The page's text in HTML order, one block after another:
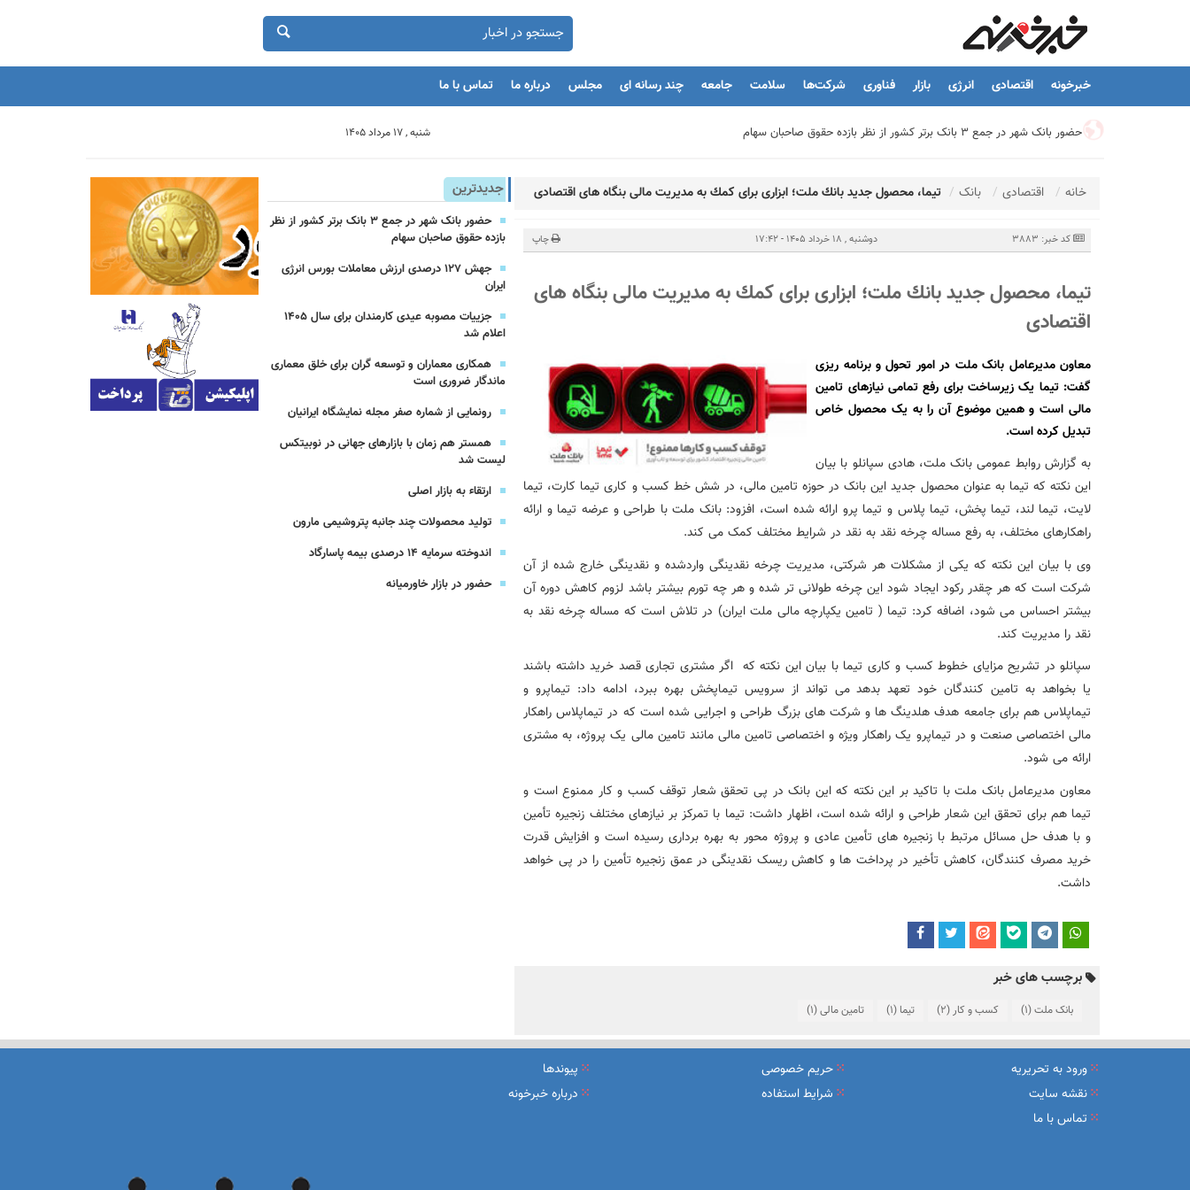
خبرخونه اقتصادی انرژی بازار فناوری شرکت‌ها سلامت جامعه چند رسانه ای مجلس درباره ما تماس با ما
حضور بانک شهر در جمع ۳ بانک برتر کشور از نظر بازده حقوق صاحبان سهام
تیما، محصول جدید بانك ملت؛ ابزاری برای كمك به مدیریت مالی بنگاه های اقتصادی
توسعه درمانگاه فوق تخصصی بیمارستان بهارلو با حمایت بانک سامان
هشدار نایب رئیس اتحادیه املاک: فروش متری مسکن می‌تواند سرمایه‌گذاران را با بحران مواجه کند
نشست تشریح برنامه های عملیاتی شعب در سال جاری با حضور مدیرعامل و مدیران ارشد بانک
عقد تفاهم نامه عرضه محصول «مستمری مادام العمر ارس» بین شرکت بیمه باران و گروه صنعتی انتخاب
وزیر اقتصاد در جمع خبرنگاران در اسلامشهر: در اجرای قانون تسهیل مجوزهای كسب‌و‌كار بی‌اغماض عمل می‌كنیم
آغاز فرایند اجرایی طرح مولدسازی بعد از نوروز
طرح آتیه ملی ؛ محصول جدید و منحصربفرد بانک ملی ایران
شنبه , 17 مرداد 1405
خانه اقتصادی بانک تیما، محصول جدید بانك ملت؛ ابزاری برای كمك به مدیریت مالی بنگاه های اقتصادی
کد خبر: 3883 دوشنبه , 18 خرداد 1405 - 17:42 چاپ
تیما، محصول جدید بانك ملت؛ ابزاری برای كمك به مدیریت مالی بنگاه های
اقتصادی
معاون مدیرعامل بانک ملت در امور تحول و برنامه ریزی
گفت: تیما یک زیرساخت برای رفع تمامی نیازهای تامین
مالی است و همین موضوع آن را به یک محصول خاص
تبدیل کرده است.
به گزارش روابط عمومی بانک ملت، هادی سپانلو با بیان
این نکته که تیما به عنوان محصول جدید این بانک در حوزه تامین مالی، در شش خط کسب و کاری تیما کارت، تیما
لایت، تیما لند، تیما پخش، تیما پلاس و تیما پرو ارائه شده است، افزود: بانک ملت با طراحی و عرضه تیما و ارائه
راهکارهای مختلف، به رفع مساله چرخه نقد به نقد در شرایط مختلف کمک می کند.
وی با بیان این نکته که یکی از مشکلات هر شرکتی، مدیریت چرخه نقدینگی واردشده و نقدینگی خارج شده از آن
شرکت است که هر چقدر رکود ایجاد شود این چرخه طولانی تر شده و هر چه تورم بیشتر باشد لزوم کاهش دوره آن
بیشتر احساس می شود، اضافه کرد: تیما ( تامین یکپارچه مالی ملت ایران) در تلاش است که مساله چرخه نقد به
نقد را مدیریت کند.
سپانلو در تشریح مزایای خطوط کسب و کاری تیما با بیان این نکته که اگر مشتری تجاری قصد خرید داشته باشند
یا بخواهد به تامین کنندگان خود تعهد بدهد می تواند از سرویس تیماپخش بهره ببرد، ادامه داد: تیماپرو و
تیماپلاس هم برای جامعه هدف هلدینگ ها و شرکت های بزرگ طراحی و اجرایی شده است که در تیماپلاس راهکار
مالی اختصاصی صنعت و در تیماپرو یک راهکار ویژه و اختصاصی تامین مالی مانند تامین مالی یک پروژه، به مشتری
ارائه می شود.
معاون مدیرعامل بانک ملت با تاکید بر این نکته که این بانک در پی تحقق شعار توقف کسب و کار ممنوع است و
تیما هم برای تحقق این شعار طراحی و ارائه شده است، اظهار داشت: تیما با تمرکز بر نیازهای مختلف زنجیره تأمین
و با هدف حل مسائل مرتبط با زنجیره های تأمین عادی و پروژه محور به بهره برداری رسیده است و افزایش قدرت
خرید مصرف کنندگان، کاهش تأخیر در پرداخت ها و کاهش ریسک نقدینگی در عمق زنجیره تأمین را در پی خواهد
داشت.
برچسب های خبر
بانک ملت(1) کسب و کار (2) تیما (1) تامین مالی(1)
جدیدترین
حضور بانک شهر در جمع ۳ بانک برتر کشور از نظر
بازده حقوق صاحبان سهام
جهش ۱۲۷ درصدی ارزش معاملات بورس انرژی
ایران
جزییات مصوبه عیدی کارمندان برای سال 1405
اعلام شد
همکاری معماران و توسعه گران برای خلق معماری
ماندگار ضروری است
رونمایی از شماره صفر مجله نمایشگاه ایرانیان
همستر هم زمان با بازارهای جهانی در نوبیتکس
لیست شد
ارتقاء به بازار اصلی
تولید محصولات چند جانبه پتروشیمی مارون
اندوخته سرمایه 14 درصدی بیمه پاسارگاد
حضور در بازار خاورمیانه
ورود به تحریریه
نقشه سایت
تماس با ما
حریم خصوصی
شرایط استفاده
پیوندها
درباره خبرخونه